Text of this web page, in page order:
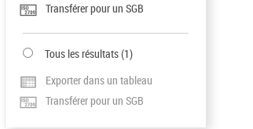
Transférer pour un SGB
Tous les résultats(1)
Exporter dans un tableau
Transférer pour un SGB